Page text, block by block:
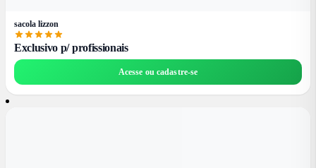
sacola lizzon
Exclusivo p/ profissionais
Acesse ou cadastre-se